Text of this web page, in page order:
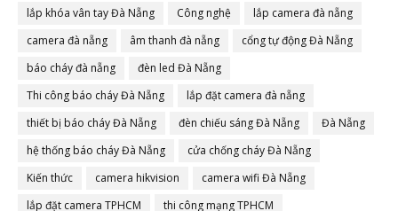
lắp khóa vân tay Đà Nẵng
Công nghệ
lắp camera đà nẵng
camera đà nẵng
âm thanh đà nẵng
cổng tự động Đà Nẵng
báo cháy đà nẵng
đèn led Đà Nẵng
Thi công báo cháy Đà Nẵng
lắp đặt camera đà nẵng
thiết bị báo cháy Đà Nẵng
đèn chiếu sáng Đà Nẵng
Đà Nẵng
hệ thống báo cháy Đà Nẵng
cửa chống cháy Đà Nẵng
Kiến thức
camera hikvision
camera wifi Đà Nẵng
lắp đặt camera TPHCM
thi công mạng TPHCM